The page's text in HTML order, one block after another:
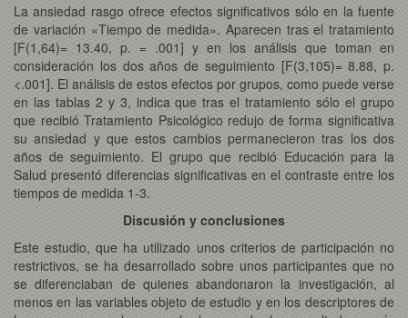
La ansiedad rasgo ofrece efectos significativos sólo en la fuente
de variación «Tiempo de medida». Aparecen tras el tratamiento
[F(1,64)= 13.40, p. = .001] y en los análisis que toman en
consideración los dos años de seguimiento [F(3,105)= 8.88, p.
<.001]. El análisis de estos efectos por grupos, como puede verse
en las tablas 2 y 3, indica que tras el tratamiento sólo el grupo
que recibió Tratamiento Psicológico redujo de forma significativa
su ansiedad y que estos cambios permanecieron tras los dos
años de seguimiento. El grupo que recibió Educación para la
Salud presentó diferencias significativas en el contraste entre los
tiempos de medida 1-3.
Discusión y conclusiones
Este estudio, que ha utilizado unos criterios de participación no
restrictivos, se ha desarrollado sobre unos participantes que no
se diferenciaban de quienes abandonaron la investigación, al
menos en las variables objeto de estudio y en los descriptores de